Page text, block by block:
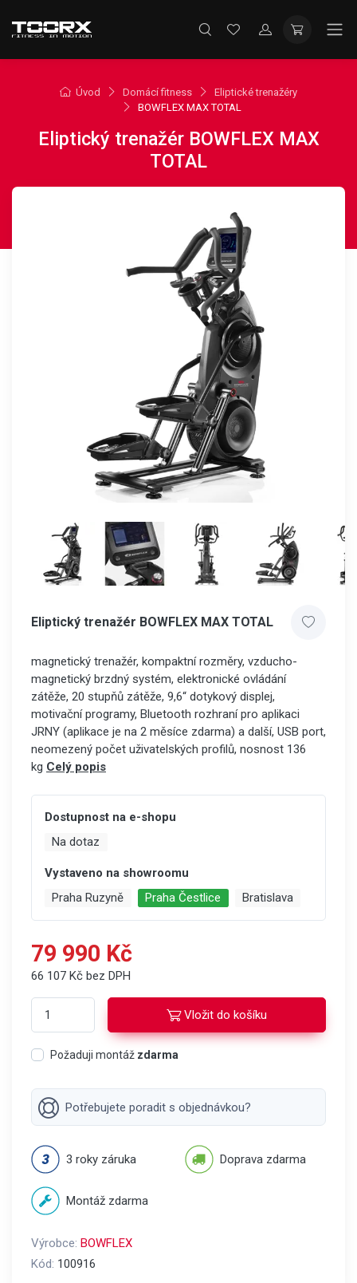
Úvod Domácí fitness
Eliptické trenažéry
BOWFLEX MAX TOTAL
Eliptický trenažér BOWFLEX MAX
TOTAL
Eliptický trenažér BOWFLEX MAX TOTAL
magnetický trenažér, kompaktní rozměry, vzducho-
magnetický brzdný systém, elektronické ovládání
zátěže, 20 stupňů zátěže, 9,6“ dotykový displej,
motivační programy, Bluetooth rozhraní pro aplikaci
JRNY (aplikace je na 2 měsíce zdarma) a další, USB port,
neomezený počet uživatelských profilů, nosnost 136
kg Celý popis
Dostupnost na e-shopu
Na dotaz
Vystaveno na showroomu
Praha Ruzyně
Praha Čestlice Bratislava
79 990 Kč
66 107 Kč bez DPH
Vložit do košíku
Požaduji montáž zdarma
Potřebujete poradit s objednávkou?
3 roky záruka Doprava zdarma
Montáž zdarma
Výrobce: BOWFLEX
Kód: 100916